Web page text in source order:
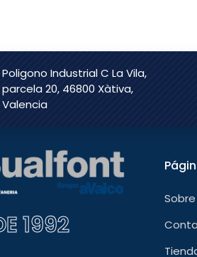
Poligono Industrial C La Vila,
parcela 20, 46800 Xàtiva,
Valencia
1992